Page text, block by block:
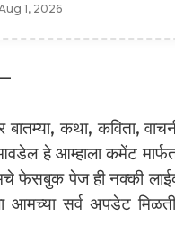
1, 2026
बातम्या, कथा, कविता,
हे आम्हाला कमेंट
पेज ही नक्की
आमच्या सर्व अपडेट